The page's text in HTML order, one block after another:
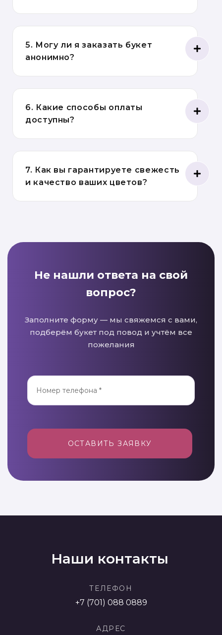
5. Могу ли я заказать букет
анонимно?
6. Какие способы оплаты
доступны?
7. Как вы гарантируете свежесть
и качество ваших цветов?
Не нашли ответа на свой
вопрос?
Заполните форму — мы свяжемся с вами,
подберём букет под повод и учтём все
пожелания
ОСТАВИТЬ ЗАЯВКУ
Наши контакты
ТЕЛЕФОН
+7 (701) 088 0889
АДРЕС